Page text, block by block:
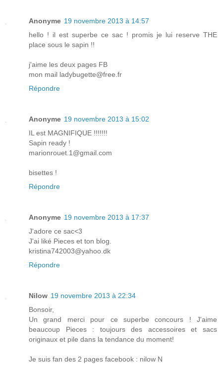
Anonyme 19 novembre 2013 à 14:57
hello ! il est superbe ce sac ! promis je lui reserve THE
place sous le sapin !!
j'aime les deux pages FB
mon mail ladybugette@free.fr
Répondre
Anonyme 19 novembre 2013 à 15:02
IL est MAGNIFIQUE !!!!!!!
Sapin ready !
marionrouet.1@gmail.com
bisettes !
Répondre
Anonyme 19 novembre 2013 à 17:37
J'adore ce sac<3
J'ai liké Pieces et ton blog.
kristina742003@yahoo.dk
Répondre
Nilow 19 novembre 2013 à 22:34
Bonsoir,
Un grand merci pour ce superbe concours ! J'aime
beaucoup Pieces : toujours des accessoires et sacs
originaux et pile dans la tendance du moment!
Je suis fan des 2 pages facebook : nilow N